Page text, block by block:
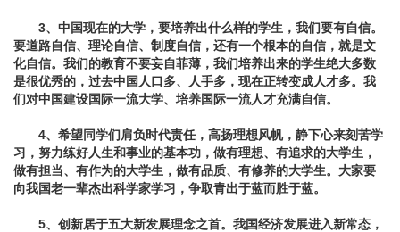
3、中国现在的大学，要培养出什么样的学生，我们要有自信。
要道路自信、理论自信、制度自信，还有一个根本的自信，就是文
化自信。我们的教育不要妄自菲薄，我们培养出来的学生绝大多数
是很优秀的，过去中国人口多、人手多，现在正转变成人才多。我
们对中国建设国际一流大学、培养国际一流人才充满自信。
4、希望同学们肩负时代责任，高扬理想风帆，静下心来刻苦学
习，努力练好人生和事业的基本功，做有理想、有追求的大学生，
做有担当、有作为的大学生，做有品质、有修养的大学生。大家要
向我国老一辈杰出科学家学习，争取青出于蓝而胜于蓝。
5、创新居于五大新发展理念之首。我国经济发展进入新常态，